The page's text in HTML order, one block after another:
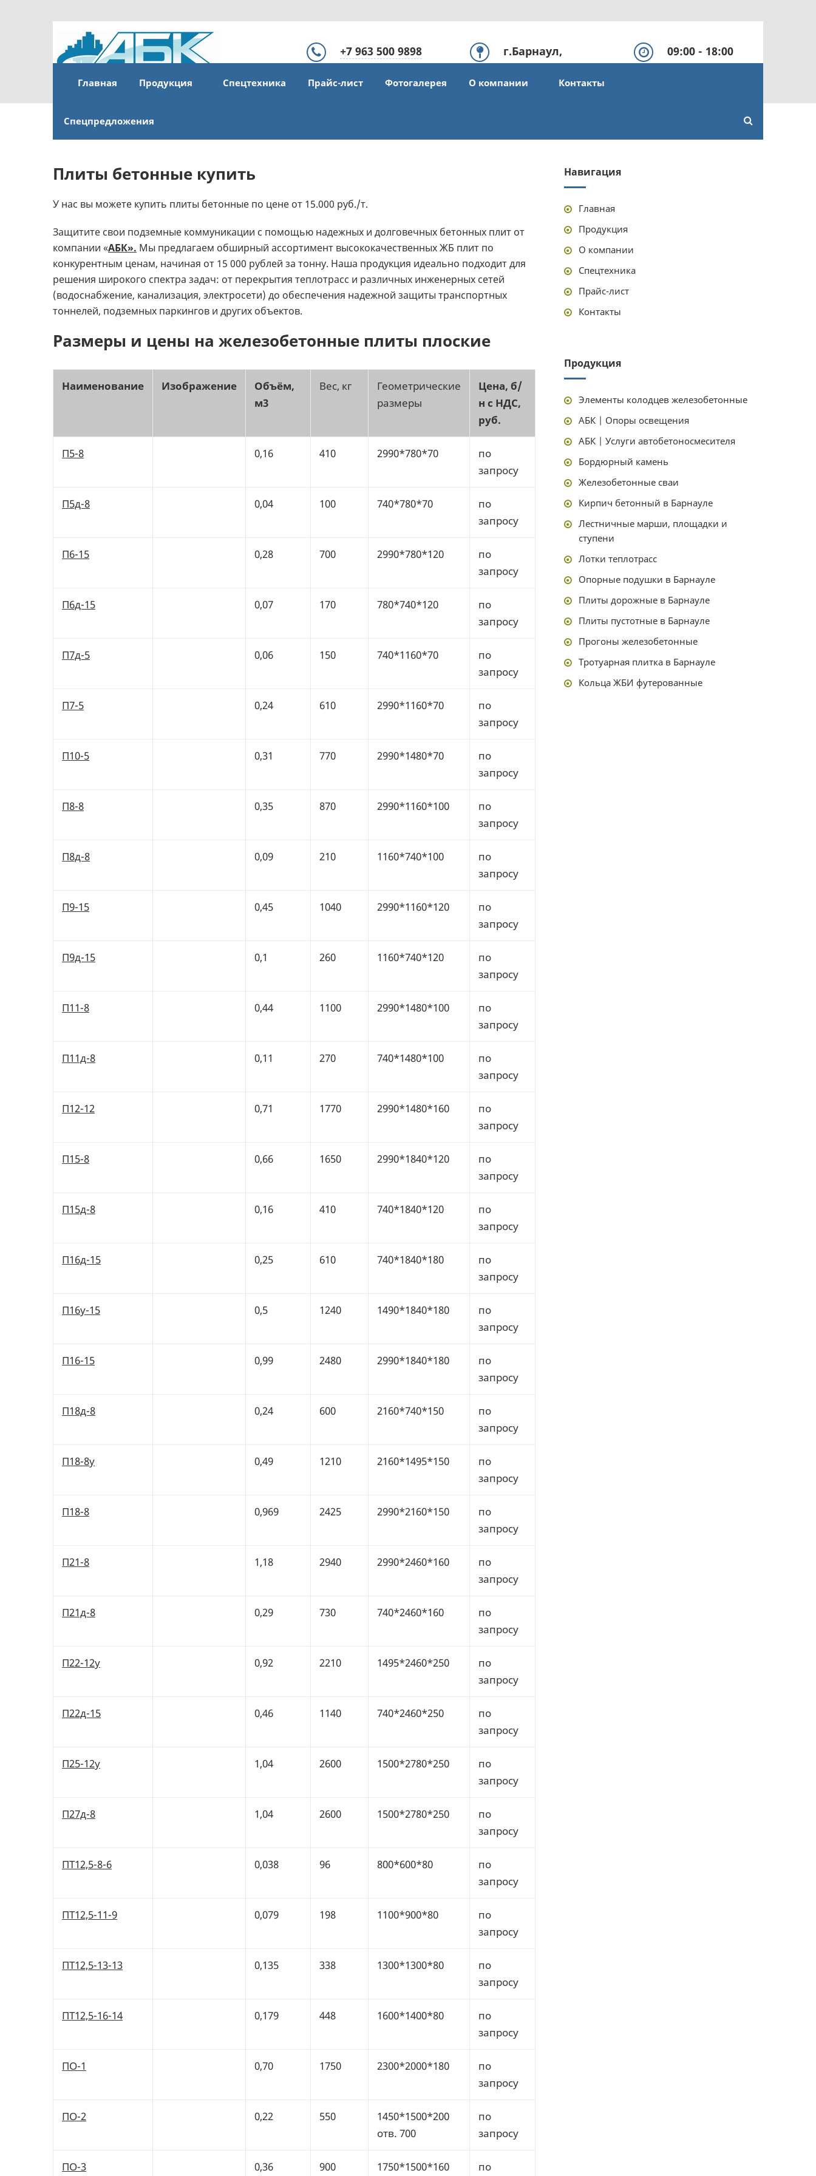
+7 963 500 9898
г.Барнаул,
офис 308
09:00 - 18:00
Выходной: СБ, ВС
Главная Продукция Спецтехника Прайс-лист Фотогалерея О компании Контакты
Спецпредложения
Плиты бетонные купить
У нас вы можете купить плиты бетонные по цене от 15.000 руб./т.
Защитите свои подземные коммуникации с помощью надежных и долговечных бетонных плит от
компании «АБК». Мы предлагаем обширный ассортимент высококачественных ЖБ плит по
конкурентным ценам, начиная от 15 000 рублей за тонну. Наша продукция идеально подходит для
решения широкого спектра задач: от перекрытия теплотрасс и различных инженерных сетей
(водоснабжение, канализация, электросети) до обеспечения надежной защиты транспортных
тоннелей, подземных паркингов и других объектов.
Размеры и цены на железобетонные плиты плоские
Наименование Изображение
Объём,
м3
Вес, кг
Геометрические
размеры
Цена, б/
н с НДС,
руб.
П5-8 0,16 410 2990*780*70
по
запросу
П5д-8 0,04 100 740*780*70
по
запросу
П6-15 0,28 700 2990*780*120
по
запросу
П6д-15 0,07 170 780*740*120
по
запросу
П7д-5 0,06 150 740*1160*70
по
запросу
П7-5 0,24 610 2990*1160*70
по
запросу
П10-5 0,31 770 2990*1480*70
по
запросу
П8-8 0,35 870 2990*1160*100
по
запросу
П8д-8 0,09 210 1160*740*100
по
запросу
П9-15 0,45 1040 2990*1160*120
по
запросу
П9д-15 0,1 260 1160*740*120
по
запросу
П11-8 0,44 1100 2990*1480*100
по
запросу
П11д-8 0,11 270 740*1480*100
по
запросу
П12-12 0,71 1770 2990*1480*160
по
запросу
П15-8 0,66 1650 2990*1840*120
по
запросу
П15д-8 0,16 410 740*1840*120
по
запросу
П16д-15 0,25 610 740*1840*180
по
запросу
П16у-15 0,5 1240 1490*1840*180
по
запросу
П16-15 0,99 2480 2990*1840*180
по
запросу
П18д-8 0,24 600 2160*740*150
по
запросу
П18-8у 0,49 1210 2160*1495*150
по
запросу
П18-8 0,969 2425 2990*2160*150
по
запросу
П21-8 1,18 2940 2990*2460*160
по
запросу
П21д-8 0,29 730 740*2460*160
по
запросу
П22-12у 0,92 2210 1495*2460*250
по
запросу
П22д-15 0,46 1140 740*2460*250
по
запросу
П25-12у 1,04 2600 1500*2780*250
по
запросу
П27д-8 1,04 2600 1500*2780*250
по
запросу
ПТ12,5-8-6 0,038 96 800*600*80
по
запросу
ПТ12,5-11-9 0,079 198 1100*900*80
по
запросу
ПТ12,5-13-13 0,135 338 1300*1300*80
по
запросу
ПТ12,5-16-14 0,179 448 1600*1400*80
по
запросу
ПО-1 0,70 1750 2300*2000*180
по
запросу
ПО-2 0,22 550
1450*1500*200
отв. 700
по
запросу
ПО-3 0,36 900 1750*1500*160 по
Навигация
Главная
Продукция
О компании
Спецтехника
Прайс-лист
Контакты
Продукция
Элементы колодцев железобетонные
АБК | Опоры освещения
АБК | Услуги автобетоносмесителя
Бордюрный камень
Железобетонные сваи
Кирпич бетонный в Барнауле
Лестничные марши, площадки и
ступени
Лотки теплотрасс
Опорные подушки в Барнауле
Плиты дорожные в Барнауле
Плиты пустотные в Барнауле
Прогоны железобетонные
Тротуарная плитка в Барнауле
Кольца ЖБИ футерованные